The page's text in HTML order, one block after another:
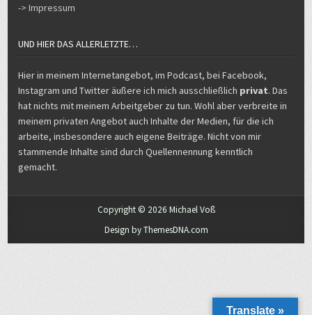
-> Impressum
UND HIER DAS ALLERLETZTE…
Hier in meinem Internetangebot, im Podcast, bei Facebook,
Instagram und Twitter äußere ich mich ausschließlich privat. Das
hat nichts mit meinem Arbeitgeber zu tun. Wohl aber verbreite in
meinem privaten Angebot auch Inhalte der Medien, für die ich
arbeite, insbesondere auch eigene Beiträge. Nicht von mir
stammende Inhalte sind durch Quellennennung kenntlich
gemacht.
Copyright © 2026 Michael Voß
Design by ThemesDNA.com
Translate »